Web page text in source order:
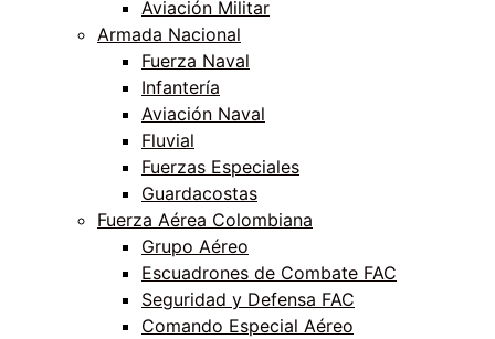
Aviación Militar
Armada Nacional
Fuerza Naval
Infantería
Aviación Naval
Fluvial
Fuerzas Especiales
Guardacostas
Fuerza Aérea Colombiana
Grupo Aéreo
Escuadrones de Combate FAC
Seguridad y Defensa FAC
Comando Especial Aéreo